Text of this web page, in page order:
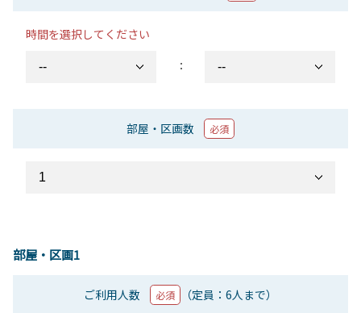
時間を選択してください
：
部屋・区画数 必須
部屋・区画1
ご利用人数 必須 （定員：6人まで）